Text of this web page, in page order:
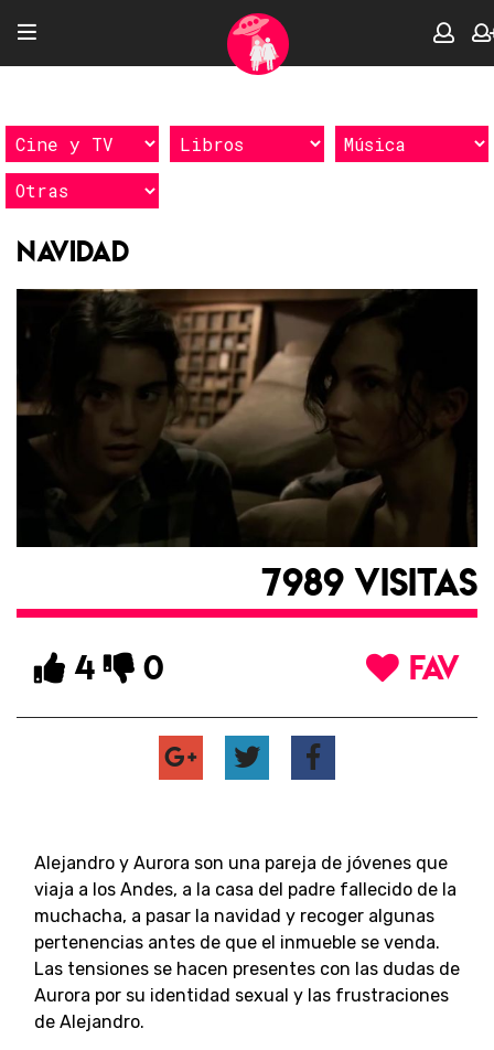
Navidad
7989 VISITAS
4 0 FAV
Alejandro y Aurora son una pareja de jóvenes que
viaja a los Andes, a la casa del padre fallecido de la
muchacha, a pasar la navidad y recoger algunas
pertenencias antes de que el inmueble se venda.
Las tensiones se hacen presentes con las dudas de
Aurora por su identidad sexual y las frustraciones
de Alejandro.